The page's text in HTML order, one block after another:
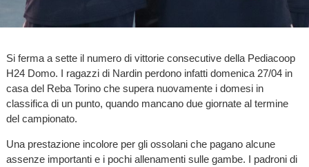
Si ferma a sette il numero di vittorie consecutive della Pediacoop
H24 Domo. I ragazzi di Nardin perdono infatti domenica 27/04 in
casa del Reba Torino che supera nuovamente i domesi in
classifica di un punto, quando mancano due giornate al termine
del campionato.
Una prestazione incolore per gli ossolani che pagano alcune
assenze importanti e i pochi allenamenti sulle gambe. I padroni di